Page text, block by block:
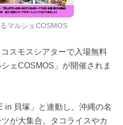
マルシェCOSMOS
スモスシアターで入場無料
ェCOSMOS」が開催されま
in 貝塚」と連動し、沖縄の名
が大集合。タコライスやカ